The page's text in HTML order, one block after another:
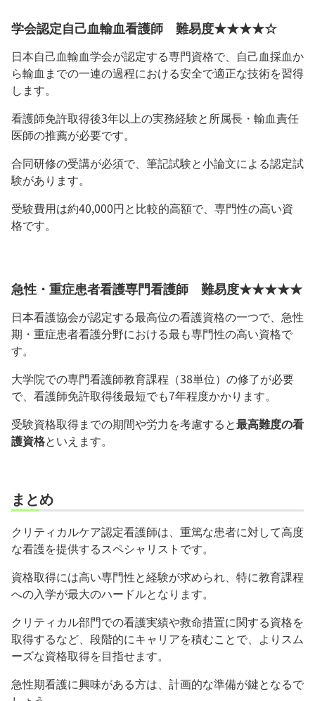
学会認定自己血輸血看護師 難易度★★★★☆
日本自己血輸血学会が認定する専門資格で、自己血採血か
ら輸血までの一連の過程における安全で適正な技術を習得
します。
看護師免許取得後3年以上の実務経験と所属長・輸血責任
医師の推薦が必要です。
合同研修の受講が必須で、筆記試験と小論文による認定試
験があります。
受験費用は約40,000円と比較的高額で、専門性の高い資
格です。
急性・重症患者看護専門看護師 難易度★★★★★
日本看護協会が認定する最高位の看護資格の一つで、急性
期・重症患者看護分野における最も専門性の高い資格で
す。
大学院での専門看護師教育課程（38単位）の修了が必要
で、看護師免許取得後最短でも7年程度かかります。
受験資格取得までの期間や労力を考慮すると最高難度の看
護資格といえます。
まとめ
クリティカルケア認定看護師は、重篤な患者に対して高度
な看護を提供するスペシャリストです。
資格取得には高い専門性と経験が求められ、特に教育課程
への入学が最大のハードルとなります。
クリティカル部門での看護実績や救命措置に関する資格を
取得するなど、段階的にキャリアを積むことで、よりスム
ーズな資格取得を目指せます。
急性期看護に興味がある方は、計画的な準備が鍵となるで